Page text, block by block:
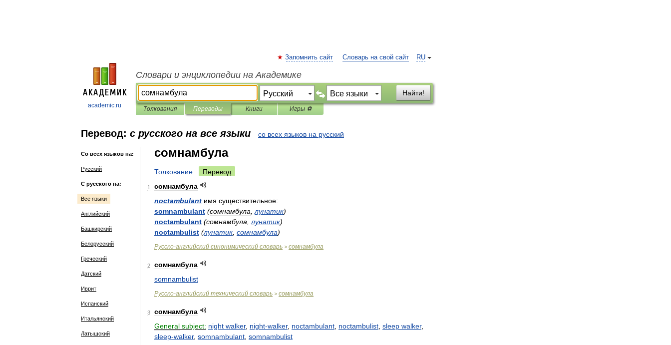
academic.ru
RU
Запомнить сайт Словарь на свой сайт
Словари и энциклопедии на Академике
Найти!
Толкования Переводы Книги Игры ⚽
Перевод: с русского на все языки со всех языков на русский
Со всех языков на:
Русский
С русского на:
Все языки
Английский
Башкирский
Белорусский
Греческий
Датский
Иврит
Испанский
Итальянский
Латышский
сомнамбула
Толкование Перевод
1
сомнамбула
noctambulant имя существительное:
somnambulant (сомнамбула лунатик)
noctambulant (сомнамбула лунатик)
noctambulist (лунатик сомнамбула)
Русско-английский синонимический словарь > сомнамбула
2
сомнамбула
somnambulist
Русско-английский технический словарь > сомнамбула
3
сомнамбула
General subject: night walker, night-walker, noctambulant noctambulist sleep walker,
sleep-walker, somnambulant somnambulist